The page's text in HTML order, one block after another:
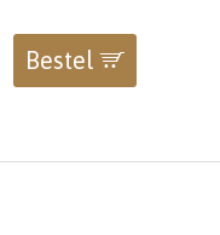
Bestel